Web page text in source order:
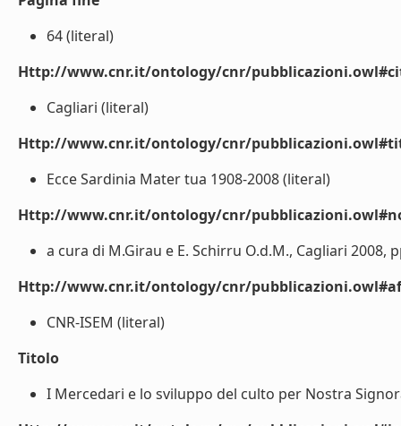
64 (literal)
Http://www.cnr.it/ontology/cnr/
Cagliari (literal)
Http://www.cnr.it/ontology/cnr/
Ecce Sardinia Mater tua 1908-2008 (literal)
Http://www.cnr.it/ontology/cnr/
a cura di M.Girau e E. Schirru O.d.M., Cagliari
Http://www.cnr.it/ontology/cnr/
CNR-ISEM (literal)
Titolo
I Mercedari e lo sviluppo del culto per Nostra